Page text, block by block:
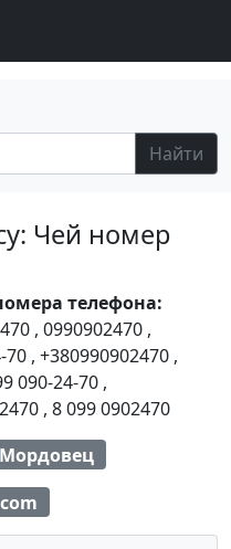
Найти
Чей номер
телефона:
, 0990902470 ,
70 , +380990902470 ,
090-24-70 ,
, 8 099 0902470